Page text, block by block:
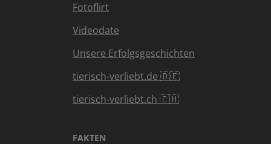
Fotoflirt
Videodate
Unsere Erfolgsgeschichten
tierisch-verliebt.de 🇩🇪
tierisch-verliebt.ch 🇨🇭
FAKTEN